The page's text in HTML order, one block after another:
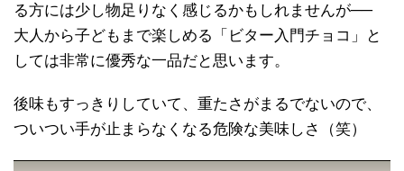
る方には少し物足りなく感じるかもしれませんが──
大人から子どもまで楽しめる「ビター入門チョコ」と
しては非常に優秀な一品だと思います。
後味もすっきりしていて、重たさがまるでないので、
ついつい手が止まらなくなる危険な美味しさ（笑）